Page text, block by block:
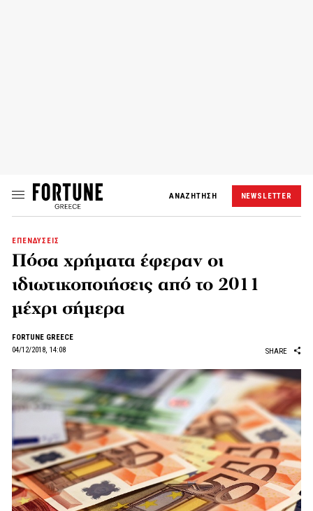
ΑΝΑΖΗΤΗΣΗ NEWSLETTER
ΕΠΕΝΔΥΣΕΙΣ
Πόσα χρήματα έφεραν οι
ιδιωτικοποιήσεις από το 2011
μέχρι σήμερα
FORTUNE GREECE
04/12/2018, 14:08
SHARE